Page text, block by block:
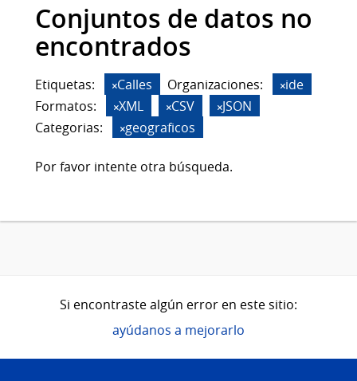
Conjuntos de datos no
encontrados
Etiquetas: Calles Organizaciones:
ide
Formatos:
XML CSV
JSON
Categorias:
geograficos
Por favor intente otra búsqueda.
Si encontraste algún error en este sitio:
ayúdanos a mejorarlo